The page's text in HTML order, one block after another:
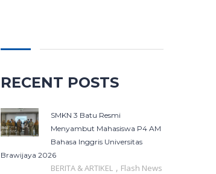
RECENT POSTS
SMKN 3 Batu Resmi
Menyambut Mahasiswa P4 AM
Bahasa Inggris Universitas
Brawijaya 2026
BERITA & ARTIKEL , Flash News